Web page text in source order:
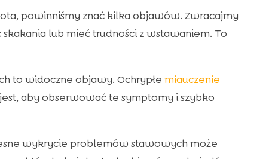
powinniśmy znać kilka objawów. Zwracajmy
lub mieć trudności z wstawaniem. To
to widoczne objawy. Ochrypłe miauczenie
aby obserwować te symptomy i szybko
wykrycie problemów stawowych może